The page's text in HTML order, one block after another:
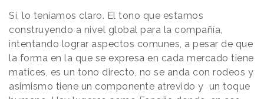
Sí, lo teníamos claro. El tono que estamos
construyendo a nivel global para la compañía,
intentando lograr aspectos comunes, a pesar de que
la forma en la que se expresa en cada mercado tiene
matices, es un tono directo, no se anda con rodeos y
asimismo tiene un componente atrevido y un toque